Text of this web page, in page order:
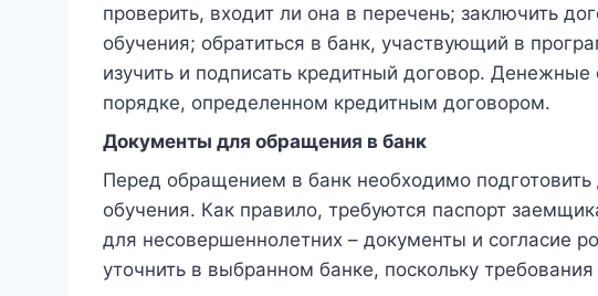
проверить, входит ли она в перечень; заключить
обучения; обратиться в банк, участвующий в
изучить и подписать кредитный договор.
порядке, определенном кредитным договором.
Документы для обращения в банк
Перед обращением в банк необходимо
обучения. Как правило, требуются паспорт
для несовершеннолетних – документы и согласие
уточнить в выбранном банке, поскольку требования